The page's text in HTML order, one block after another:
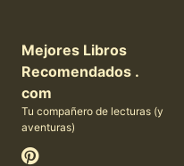
Mejores Libros
Recomendados .
com
Tu compañero de lecturas (y
aventuras)